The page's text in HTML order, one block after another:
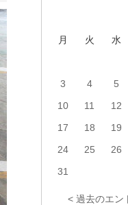
月 火 水
3
4 5
10
11 12
17
18 19
24
25 26
31
< 過去のエン